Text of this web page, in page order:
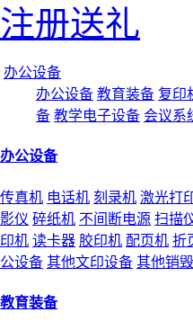
注册送礼
办公设备
办公设备 教育装备 复印
备 教学电子设备 会议系
办公设备
传真机 电话机 刻录机 激光打
影仪 碎纸机 不间断电源 扫描
印机 读卡器 胶印机 配页机 折
公设备 其他文印设备 其他销
教育装备